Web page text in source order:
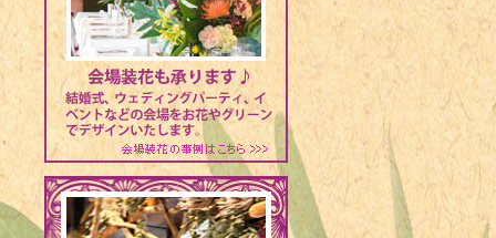
コメディ俳優
1958年 -
（CHAGE
1959年 - 惣
1959年 - 伊
1960年 - 大
1960年 -